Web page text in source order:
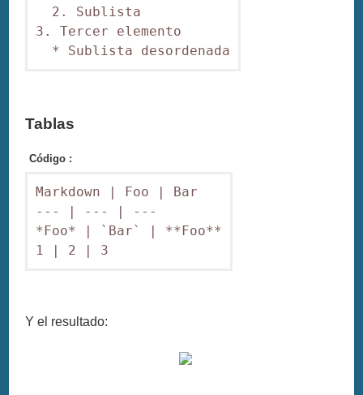
2. Sublista
3. Tercer elemento
Tablas
Código :
Markdown | Foo | Bar
--- | --- | ---
*Foo* | `Bar` | **Foo**
Y el resultado: